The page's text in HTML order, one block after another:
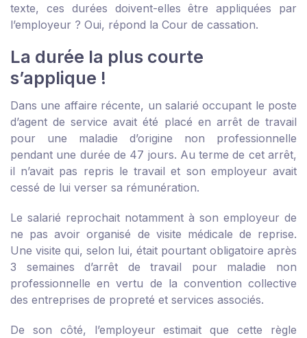
texte, ces durées doivent-elles être appliquées par
l’employeur ? Oui, répond la Cour de cassation.
La durée la plus courte
s’applique !
Dans une affaire récente, un salarié occupant le poste
d’agent de service avait été placé en arrêt de travail
pour une maladie d’origine non professionnelle
pendant une durée de 47 jours. Au terme de cet arrêt,
il n’avait pas repris le travail et son employeur avait
cessé de lui verser sa rémunération.
Le salarié reprochait notamment à son employeur de
ne pas avoir organisé de visite médicale de reprise.
Une visite qui, selon lui, était pourtant obligatoire après
3 semaines d’arrêt de travail pour maladie non
professionnelle en vertu de la convention collective
des entreprises de propreté et services associés.
De son côté, l’employeur estimait que cette règle